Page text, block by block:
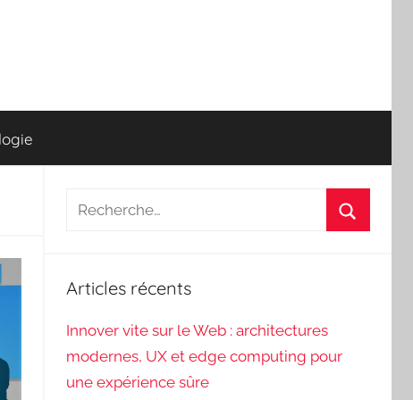
Recherche
Articles récents
Innover vite sur le Web : architectures
modernes, UX et edge computing pour
une expérience sûre